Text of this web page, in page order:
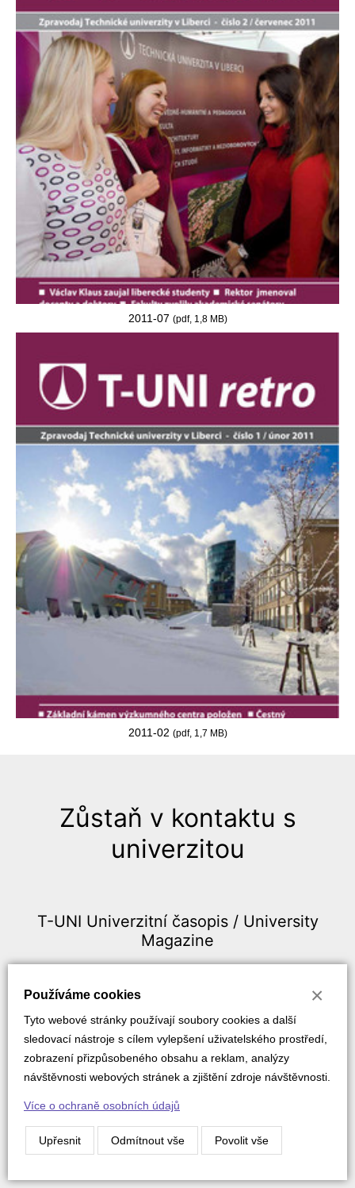
2011-07 (pdf, 1,8 MB)
2011-02 (pdf, 1,7 MB)
Zůstaň v kontaktu s
univerzitou
T-UNI Univerzitní časopis / University
Magazine
Používáme cookies
Tyto webové stránky používají soubory cookies a další
sledovací nástroje s cílem vylepšení uživatelského prostředí,
zobrazení přizpůsobeného obsahu a reklam, analýzy
návštěvnosti webových stránek a zjištění zdroje návštěvnosti.
Více o ochraně osobních údajů
Upřesnit Odmítnout vše Povolit vše
×